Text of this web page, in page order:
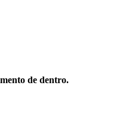
de dentro.